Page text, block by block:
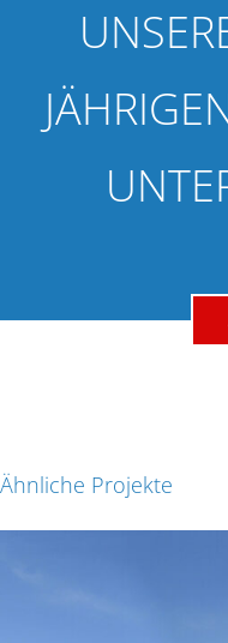
Ähnliche Projekte